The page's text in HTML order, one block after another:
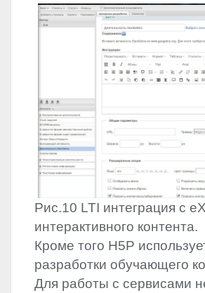
Рис.10 LTI интеграция с
интерактивного контента.
Кроме того H5P
разработки обучающего
Для работы с сервисами